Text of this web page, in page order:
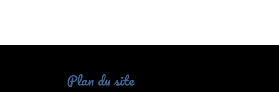
Plan du site